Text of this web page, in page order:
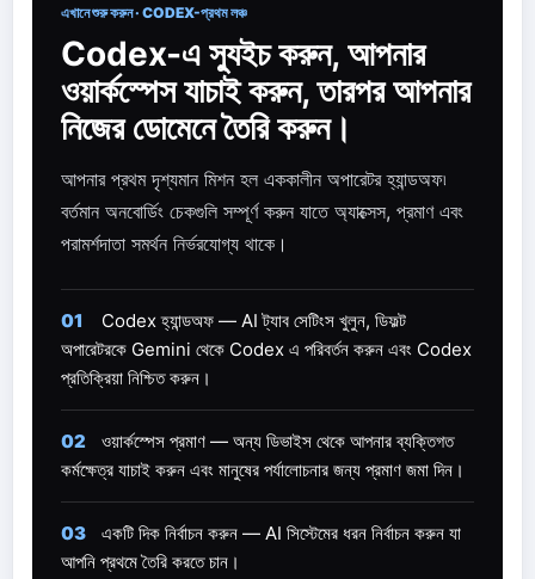
এখানে শুরু করুন · CODEX-প্রথম লঞ্চ
Codex-এ স্যুইচ করুন, আপনার
ওয়ার্কস্পেস যাচাই করুন, তারপর আপনার
নিজের ডোমেনে তৈরি করুন।
আপনার প্রথম দৃশ্যমান মিশন হল এককালীন অপারেটর হ্যান্ডঅফ৷
বর্তমান অনবোর্ডিং চেকগুলি সম্পূর্ণ করুন যাতে অ্যাক্সেস, প্রমাণ এবং
পরামর্শদাতা সমর্থন নির্ভরযোগ্য থাকে।
01
Codex হ্যান্ডঅফ — AI ট্যাব সেটিংস খুলুন, ডিফল্ট
অপারেটরকে Gemini থেকে Codex এ পরিবর্তন করুন এবং Codex
প্রতিক্রিয়া নিশ্চিত করুন।
02
ওয়ার্কস্পেস প্রমাণ — অন্য ডিভাইস থেকে আপনার ব্যক্তিগত
কর্মক্ষেত্র যাচাই করুন এবং মানুষের পর্যালোচনার জন্য প্রমাণ জমা দিন।
03
একটি দিক নির্বাচন করুন — AI সিস্টেমের ধরন নির্বাচন করুন যা
আপনি প্রথমে তৈরি করতে চান।